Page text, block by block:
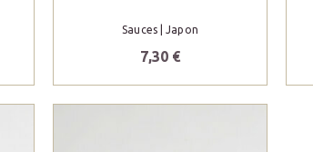
Sauces| Japon
7,30 €